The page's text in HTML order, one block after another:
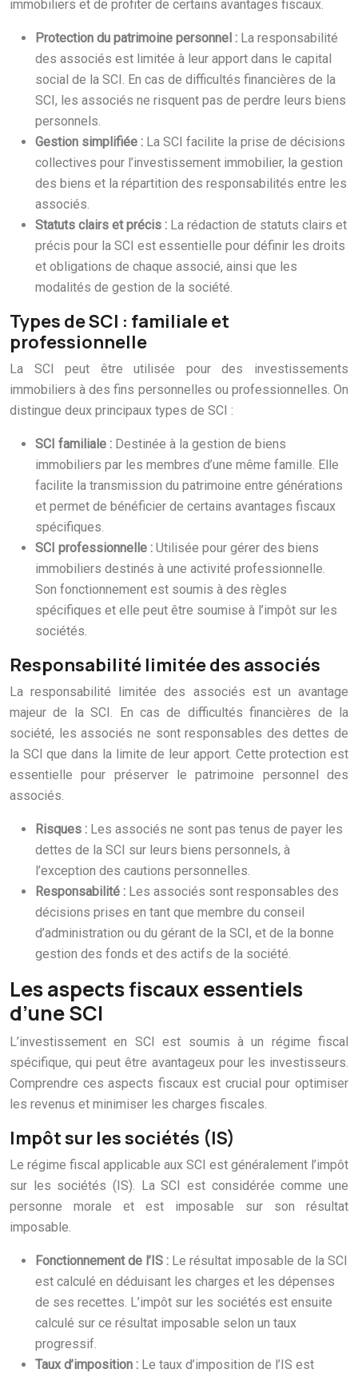
immobiliers et de profiter de certains avantages fiscaux.
Protection du patrimoine personnel : La responsabilité
des associés est limitée à leur apport dans le capital
social de la SCI. En cas de difficultés financières de la
SCI, les associés ne risquent pas de perdre leurs biens
personnels.
Gestion simplifiée : La SCI facilite la prise de décisions
collectives pour l’investissement immobilier, la gestion
des biens et la répartition des responsabilités entre les
associés.
Statuts clairs et précis : La rédaction de statuts clairs et
précis pour la SCI est essentielle pour définir les droits
et obligations de chaque associé, ainsi que les
modalités de gestion de la société.
Types de SCI : familiale et
professionnelle
La SCI peut être utilisée pour des investissements
immobiliers à des fins personnelles ou professionnelles. On
distingue deux principaux types de SCI :
SCI familiale : Destinée à la gestion de biens
immobiliers par les membres d’une même famille. Elle
facilite la transmission du patrimoine entre générations
et permet de bénéficier de certains avantages fiscaux
spécifiques.
SCI professionnelle : Utilisée pour gérer des biens
immobiliers destinés à une activité professionnelle.
Son fonctionnement est soumis à des règles
spécifiques et elle peut être soumise à l’impôt sur les
sociétés.
Responsabilité limitée des associés
La responsabilité limitée des associés est un avantage
majeur de la SCI. En cas de difficultés financières de la
société, les associés ne sont responsables des dettes de
la SCI que dans la limite de leur apport. Cette protection est
essentielle pour préserver le patrimoine personnel des
associés.
Risques : Les associés ne sont pas tenus de payer les
dettes de la SCI sur leurs biens personnels, à
l’exception des cautions personnelles.
Responsabilité : Les associés sont responsables des
décisions prises en tant que membre du conseil
d’administration ou du gérant de la SCI, et de la bonne
gestion des fonds et des actifs de la société.
Les aspects fiscaux essentiels
d’une SCI
L’investissement en SCI est soumis à un régime fiscal
spécifique, qui peut être avantageux pour les investisseurs.
Comprendre ces aspects fiscaux est crucial pour optimiser
les revenus et minimiser les charges fiscales.
Impôt sur les sociétés (IS)
Le régime fiscal applicable aux SCI est généralement l’impôt
sur les sociétés (IS). La SCI est considérée comme une
personne morale et est imposable sur son résultat
imposable.
Fonctionnement de l’IS : Le résultat imposable de la SCI
est calculé en déduisant les charges et les dépenses
de ses recettes. L’impôt sur les sociétés est ensuite
calculé sur ce résultat imposable selon un taux
progressif.
Taux d’imposition : Le taux d’imposition de l’IS est